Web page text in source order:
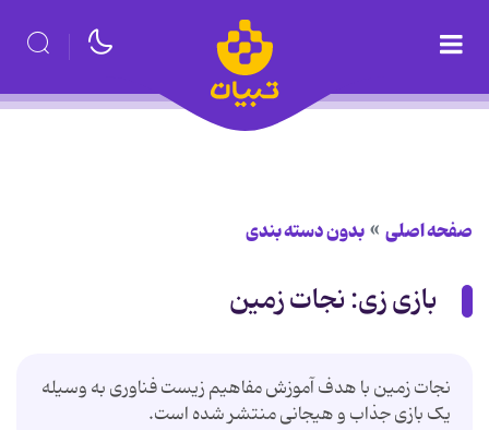
صفحه اصلی بدون دسته بندی
بازی زی: نجات زمین
نجات زمین با هدف آموزش مفاهیم زیست فناوری به وسیله
یک بازی جذاب و هیجانی منتشر شده است.